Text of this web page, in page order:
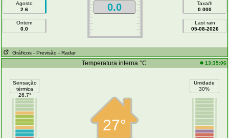
Agosto
2.6
Ontem
0.0
0.0
Taxa/h
0.000
Last rain
05-08-2026
Gráficos - Previsão - Radar
Temperatura interna °C 13:35:06
Sensação
térmica
26.7°
27°
Umidade
30%